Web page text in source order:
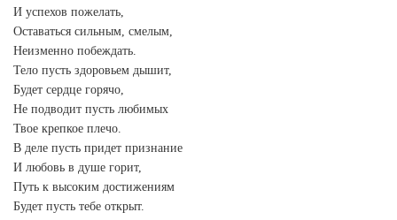
И успехов пожелать,
Оставаться сильным, смелым,
Неизменно побеждать.
Тело пусть здоровьем дышит,
Будет сердце горячо,
Не подводит пусть любимых
Твое крепкое плечо.
В деле пусть придет признание
И любовь в душе горит,
Путь к высоким достижениям
Будет пусть тебе открыт.